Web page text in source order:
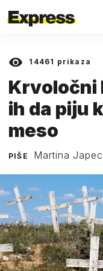
14461 prikaza
Krvoločni
ih da piju
meso
PIŠE Martina Japec